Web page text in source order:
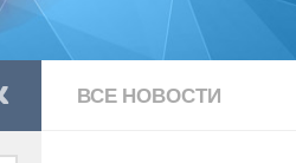
ВСЕ НОВОСТИ